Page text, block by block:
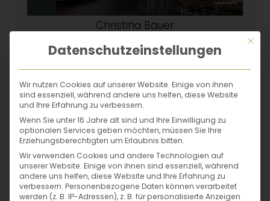
Christina Bauer
29,90 €
Zum Buch
Mit
Datenschutzeinstellungen
Wir nutzen Cookies auf unserer Website. Einige von ihnen
sind essenziell, während andere uns helfen, diese Website
und Ihre Erfahrung zu verbessern.
Wenn Sie unter 16 Jahre alt sind und Ihre Einwilligung zu
optionalen Services geben möchten, müssen Sie Ihre
Erziehungsberechtigten um Erlaubnis bitten.
Wir verwenden Cookies und andere Technologien auf
unserer Website. Einige von ihnen sind essenziell, während
andere uns helfen, diese Website und Ihre Erfahrung zu
verbessern. Personenbezogene Daten können verarbeitet
werden (z. B. IP-Adressen), z. B. für personalisierte Anzeigen